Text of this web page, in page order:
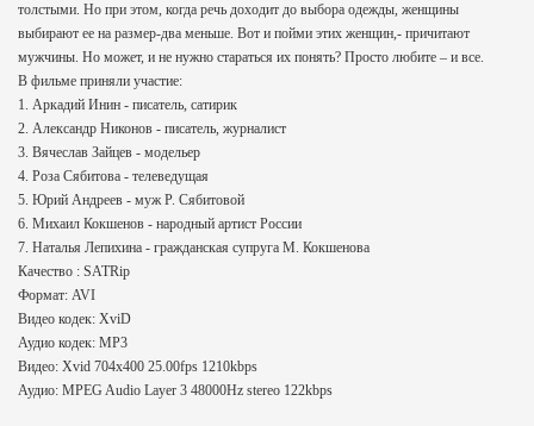
толстыми. Но при этом, когда речь доходит до выбора одежды, женщины
выбирают ее на размер-два меньше. Вот и пойми этих женщин,- причитают
мужчины. Но может, и не нужно стараться их понять? Просто любите – и все.
В фильме приняли участие:
1. Аркадий Инин - писатель, сатирик
2. Александр Никонов - писатель, журналист
3. Вячеслав Зайцев - модельер
4. Роза Сябитова - телеведущая
5. Юрий Андреев - муж Р. Сябитовой
6. Михаил Кокшенов - народный артист России
7. Наталья Лепихина - гражданская супруга М. Кокшенова
Качество : SATRip
Формат: AVI
Видео кодек: XviD
Аудио кодек: MP3
Видео: Xvid 704x400 25.00fps 1210kbps
Аудио: MPEG Audio Layer 3 48000Hz stereo 122kbps